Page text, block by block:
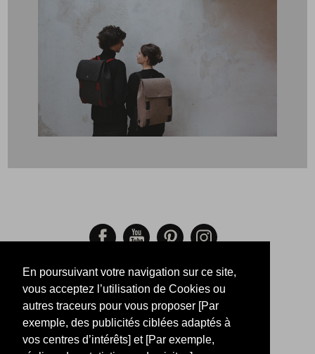
En poursuivant votre navigation sur ce site,
vous acceptez l’utilisation de Cookies ou
autres traceurs pour vous proposer [Par
exemple, des publicités ciblées adaptés à
vos centres d’intérêts] et [Par exemple,
PAIEMENTS SÉCURISÉS
Mentions Légales-Retour-
Taille-Suivi de commande